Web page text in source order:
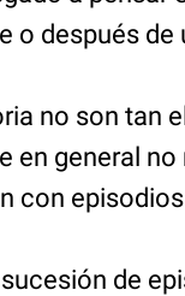
o después
no son tan
en general no
con
de